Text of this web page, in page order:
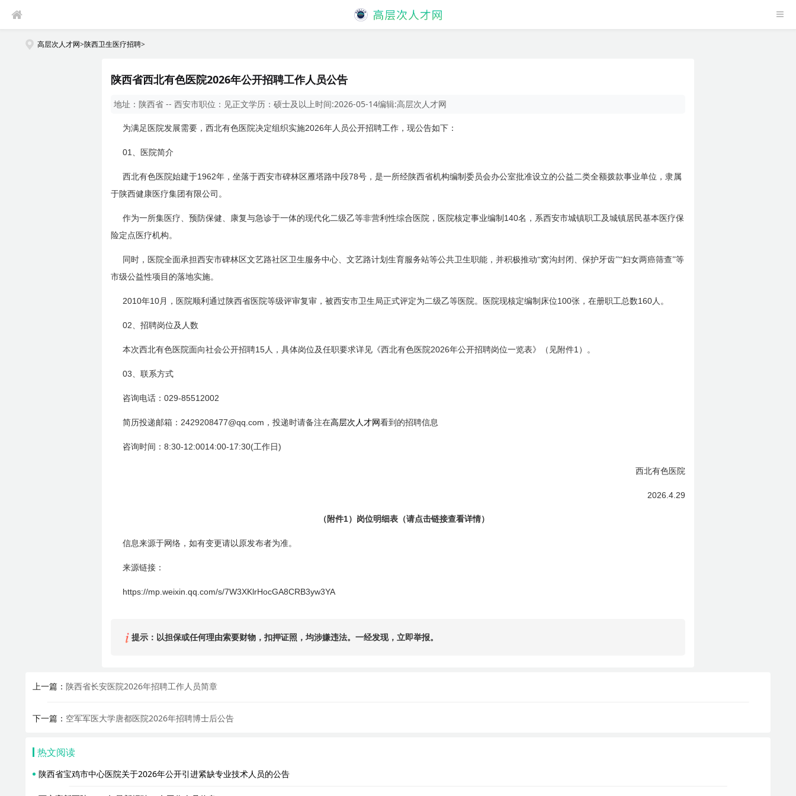
高层次人才网>陕西卫生医疗招聘>
陕西省西北有色医院2026年公开招聘工作人员公告
地址： 陕西省 -- 西安市职位： 见正文学历： 硕士及以上时间:2026-05-14编辑:高层次人才网
为满足医院发展需要，西北有色医院决定组织实施2026年人员公开招聘工作，现公告如下：
01 、医院简介
西北有色医院始建于1962年，坐落于西安市碑林区雁塔路中段78号，是一所经陕西省机构编制委员会办公室批准设立的公益二类全额拨款事业单位，隶属
于陕西健康医疗集团有限公司。
作为一所集医疗、预防保健、康复与急诊于一体的现代化二级乙等非营利性综合医院，医院核定事业编制 140名，系西安市城镇职工及城镇居民基本医疗保
险定点医疗机构。
同时，医院全面承担西安市碑林区文艺路社区卫生服务中心、文艺路计划生育服务站等公共卫生职能，并积极推动“窝沟封闭、保护牙齿”“妇女两癌筛查”等
市级公益性项目的落地实施。
2010年10 月，医院顺利通过陕西省医院等级评审复审，被西安市卫生局正式评定为二级乙等医院。医院现核定编制床位100张，在册职工总数160 人。
02 、招聘岗位及人数
本次西北有色医院面向社会公开招聘15 人，具体岗位及任职要求详见《西北有色医院2026年公开招聘岗位一览表》（见附件1 ）。
03 、联系方式
咨询电话： 029-85512002
简历投递邮箱： 2429208477@qq.com，投递时请备注在高层次人才网看到的招聘信息
咨询时间： 8:30-12:0014:00-17:30(工作日)
西北有色医院
2026.4.29
（附件1）岗位明细表 （请点击链接查看详情）
信息来源于网络，如有变更请以原发布者为准。
来源链接：
https://mp.weixin.qq.com/s/7W3XKlrHocGA8CRB3yw3YA
提示：以担保或任何理由索要财物，扣押证照，均涉嫌违法。一经发现，立即举报。
上一篇：陕西省长安医院2026年招聘工作人员简章
下一篇： 空军军医大学唐都医院2026年招聘博士后公告
热文阅读
陕西省宝鸡市中心医院关于2026年公开引进紧缺专业技术人员的公告